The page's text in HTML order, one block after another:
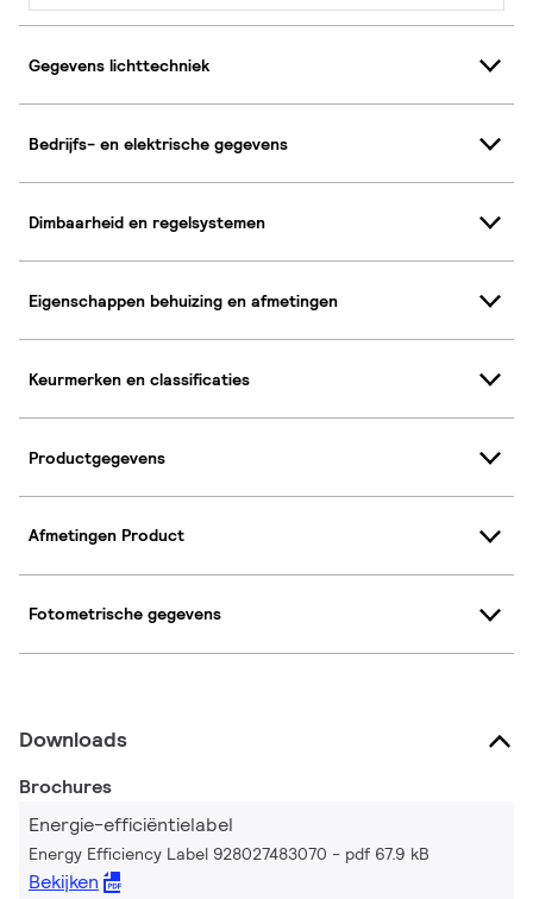
Gegevens lichttechniek
Bedrijfs- en elektrische gegevens
Dimbaarheid en regelsystemen
Eigenschappen behuizing en afmetingen
Keurmerken en classificaties
Productgegevens
Afmetingen Product
Fotometrische gegevens
Downloads
Brochures
Energie-efficiëntielabel
Energy Efficiency Label 928027483070 pdf 67.9 kB
Bekijken